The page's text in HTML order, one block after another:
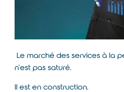
Le marché des services à la
n’est pas saturé.
Il est en construction.